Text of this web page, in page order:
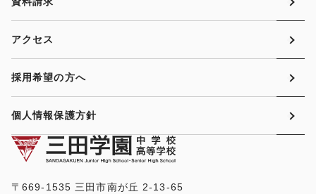
〒669-1535 三田市南が丘 2-13-65
アクセス
採用希望の方へ
個人情報保護方針